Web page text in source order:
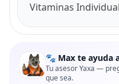
Vitaminas
🐾 Max te ayuda
Tu asesor Yaxa —
que sea.